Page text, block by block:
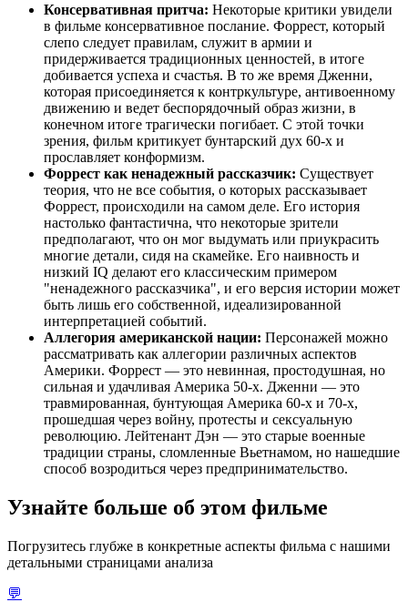
Консервативная притча: Некоторые критики увидели
в фильме консервативное послание. Форрест, который
слепо следует правилам, служит в армии и
придерживается традиционных ценностей, в итоге
добивается успеха и счастья. В то же время Дженни,
которая присоединяется к контркультуре, антивоенному
движению и ведет беспорядочный образ жизни, в
конечном итоге трагически погибает. С этой точки
зрения, фильм критикует бунтарский дух 60-х и
прославляет конформизм.
Форрест как ненадежный рассказчик: Существует
теория, что не все события, о которых рассказывает
Форрест, происходили на самом деле. Его история
настолько фантастична, что некоторые зрители
предполагают, что он мог выдумать или приукрасить
многие детали, сидя на скамейке. Его наивность и
низкий IQ делают его классическим примером
"ненадежного рассказчика", и его версия истории может
быть лишь его собственной, идеализированной
интерпретацией событий.
Аллегория американской нации: Персонажей можно
рассматривать как аллегории различных аспектов
Америки. Форрест — это невинная, простодушная, но
сильная и удачливая Америка 50-х. Дженни — это
травмированная, бунтующая Америка 60-х и 70-х,
прошедшая через войну, протесты и сексуальную
революцию. Лейтенант Дэн — это старые военные
традиции страны, сломленные Вьетнамом, но нашедшие
способ возродиться через предпринимательство.
Узнайте больше об этом фильме
Погрузитесь глубже в конкретные аспекты фильма с нашими
детальными страницами анализа
💬